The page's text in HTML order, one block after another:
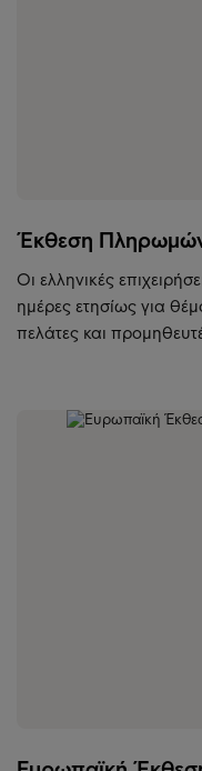
Έκθεση
Οι ελληνικές
ημέρες ετησίως για
πελάτες και